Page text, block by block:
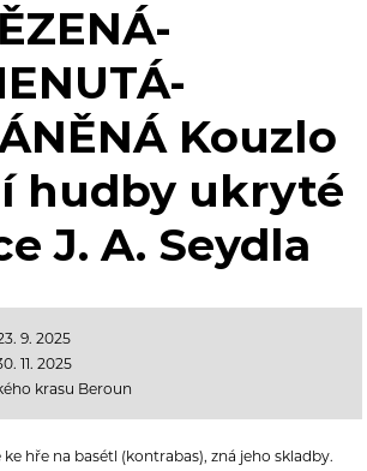
Kouzlo
hudby ukryté
J. A. Seydla
9. 2025
11. 2025
krasu Beroun
hře na basétl (kontrabas), zná jeho skladby.